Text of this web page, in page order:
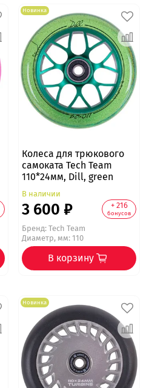
Новинка
Колеса для трюкового
самоката Tech Team
110*24мм, Dill, green
В наличии
3 600 ₽ + 216
бонусов
Бренд:Tech Team
Диаметр, мм: 110
В корзину
Новинка